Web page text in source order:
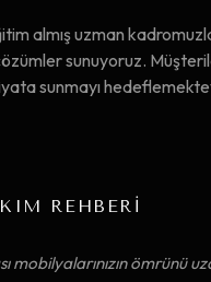
almış uzman
sunuyoruz.
sunmayı
REHBERİ
mobilyalarınızın ömrünü